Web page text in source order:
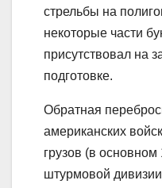
стрельбы на
некоторые части
присутствовал на
подготовке.
Обратная
американских
грузов (в
штурмовой